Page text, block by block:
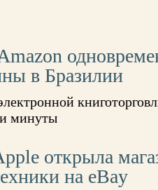
в Бразилии
и минуты
открыла
на eBay